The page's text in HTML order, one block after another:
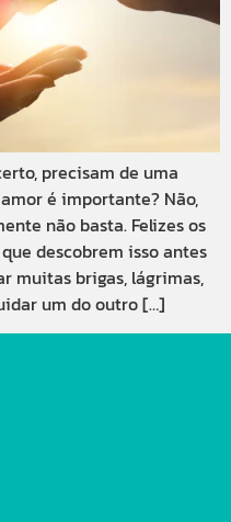
precisam de uma
é importante? Não,
não basta. Felizes os
descobrem isso antes
muitas brigas, lágrimas,
um do outro […]